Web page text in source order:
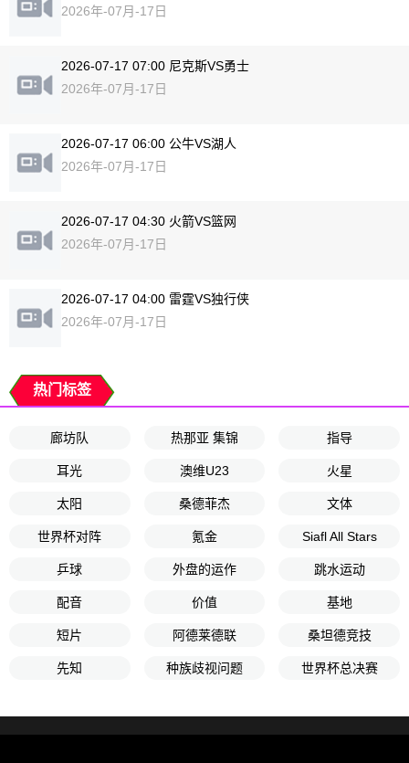
2026年-07月-17日
2026-07-17 07:00 尼克斯VS勇士
2026年-07月-17日
2026-07-17 06:00 公牛VS湖人
2026年-07月-17日
2026-07-17 04:30 火箭VS篮网
2026年-07月-17日
2026-07-17 04:00 雷霆VS独行侠
2026年-07月-17日
热门标签
廊坊队 热那亚 集锦 指导
耳光 澳维U23 火星
太阳 桑德菲杰 文体
世界杯对阵 氪金 Siafl All Stars
乒球 外盘的运作 跳水运动
配音 价值 基地
短片 阿德莱德联 桑坦德竞技
先知 种族歧视问题 世界杯总决赛